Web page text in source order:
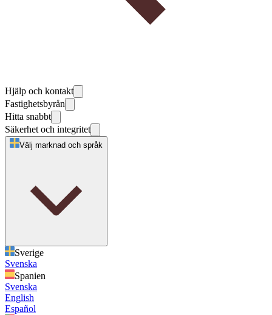
Hjälp och kontakt
Fastighetsbyrån
Hitta snabbt
Säkerhet och integritet
Välj marknad och språk
Sverige
Svenska
Spanien
Svenska
English
Español